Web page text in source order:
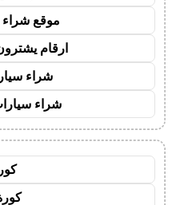
موقع شراء
ارقام
شراء
شراء
كورة